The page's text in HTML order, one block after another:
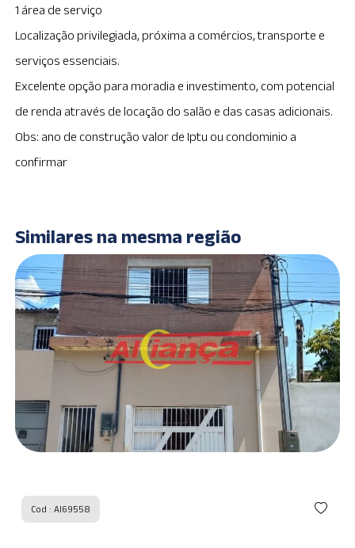
1 área de serviço
Localização privilegiada, próxima a comércios, transporte e
serviços essenciais.
Excelente opção para moradia e investimento, com potencial
de renda através de locação do salão e das casas adicionais.
Obs: ano de construção valor de Iptu ou condominio a
confirmar
Similares na mesma região
Cod : AI69558